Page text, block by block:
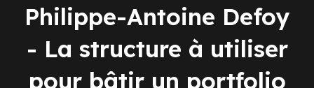
Philippe-Antoine Defoy
- La structure à utiliser
pour bâtir un portfolio